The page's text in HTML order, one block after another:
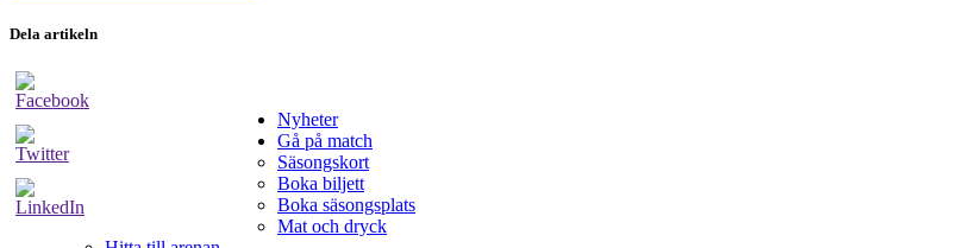
Dela artikeln
Nyheter
Gå på match
Säsongskort
Boka biljett
Boka säsongsplats
Mat och dryck